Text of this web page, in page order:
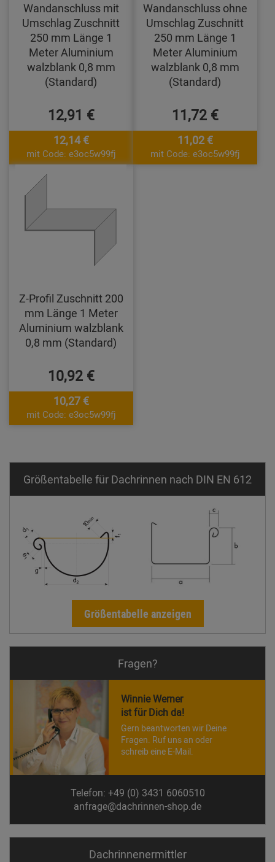
Wandanschluss mit
Umschlag Zuschnitt
250 mm Länge 1
Meter Aluminium
walzblank 0,8 mm
(Standard)
12,91 €
12,14 €
mit Code: e3oc5w99fj
Wandanschluss ohne
Umschlag Zuschnitt
250 mm Länge 1
Meter Aluminium
walzblank 0,8 mm
(Standard)
11,72 €
11,02 €
mit Code: e3oc5w99fj
Z-Profil Zuschnitt 200
mm Länge 1 Meter
Aluminium walzblank
0,8 mm (Standard)
10,92 €
10,27 €
mit Code: e3oc5w99fj
Größentabelle für Dachrinnen nach DIN EN 612
Größentabelle anzeigen
Fragen?
Winnie Werner
ist für Dich da!
Gern beantworten wir Deine
Fragen. Ruf uns an oder
schreib eine E-Mail.
Telefon: +49 (0) 3431 6060510
anfrage@dachrinnen-shop.de
Dachrinnen­ermittler